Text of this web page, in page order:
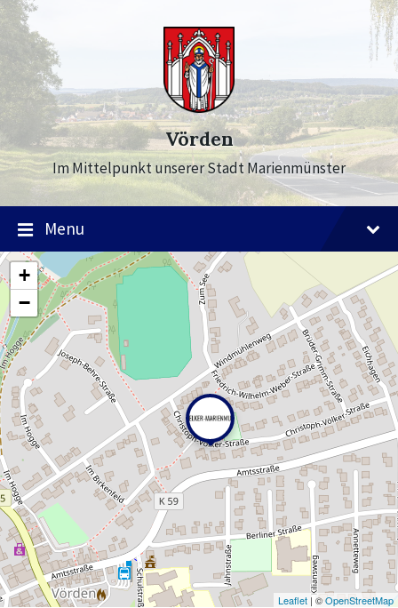
Skip
to
content
Skip
to
main
navigation
Skip
to
footer
Vörden
Im Mittelpunkt unserer Stadt Marienmünster
Menu
+
−
Leaflet | ©OpenStreetMap